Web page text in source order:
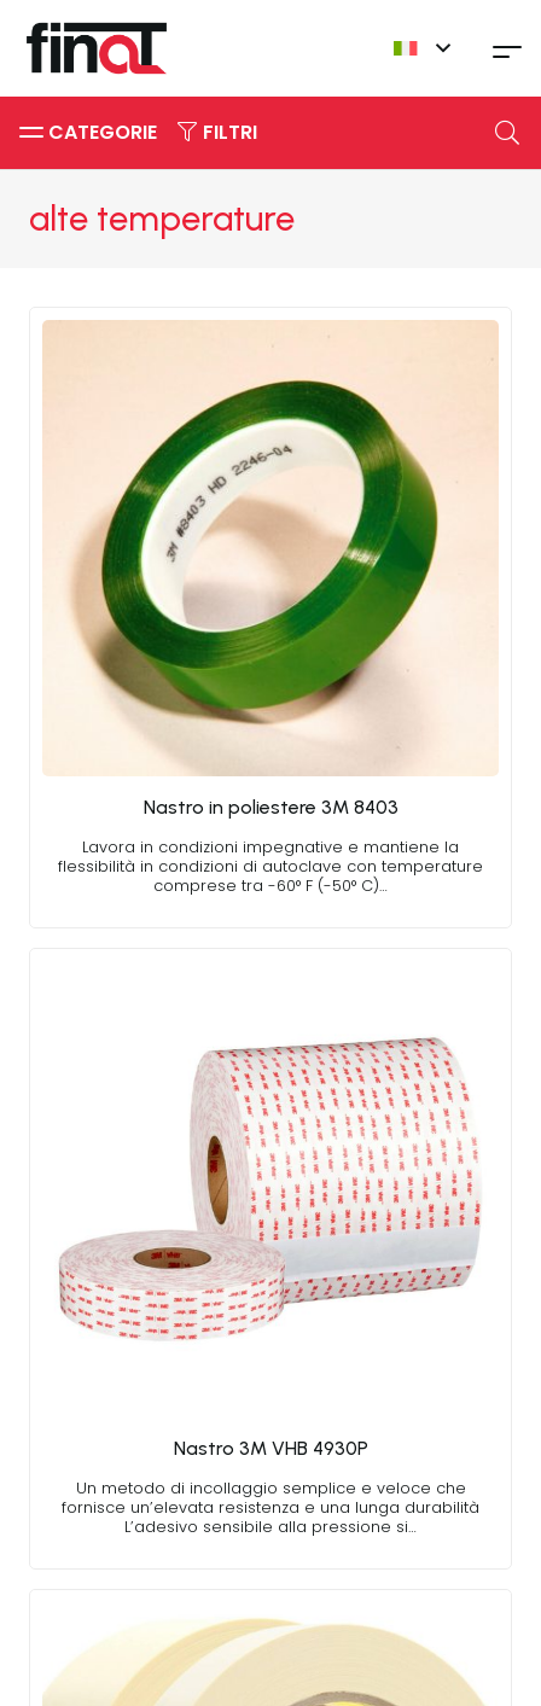
CATEGORIE FILTRI
alte temperature
Nastro in poliestere 3M 8403
Lavora in condizioni impegnative e mantiene la
flessibilità in condizioni di autoclave con temperature
comprese tra -60° F (-50° C)…
Nastro 3M VHB 4930P
Un metodo di incollaggio semplice e veloce che
fornisce un’elevata resistenza e una lunga durabilità
L’adesivo sensibile alla pressione si…